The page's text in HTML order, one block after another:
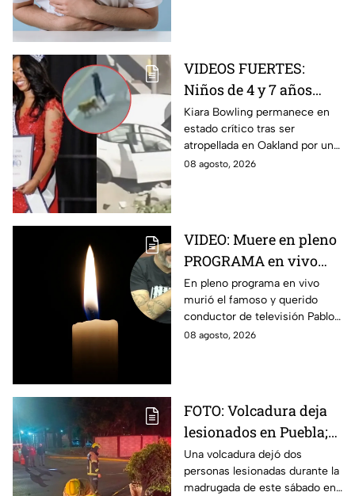
VIDEOS FUERTES:
Niños de 4 y 7 años
toman un auto a
escondidas y
atropellan a una joven
en California
Kiara Bowling permanece en
estado crítico tras ser
atropellada en Oakland por un
automóvil que, de acuerdo con
08 agosto, 2026
VIDEO: Muere en pleno
PROGRAMA en vivo
famoso conductor de
televisión a los 49 años
En pleno programa en vivo
murió el famoso y querido
conductor de televisión Pablo
Balario, a los 49 años de edad.
08 agosto, 2026
FOTO: Volcadura deja
lesionados en Puebla;
así quedó el vehículo
destrozado
Una volcadura dejó dos
personas lesionadas durante la
madrugada de este sábado en